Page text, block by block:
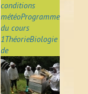
conditions
météoProgramme
du cours
1ThéorieBiologie
de